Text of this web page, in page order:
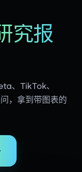
究报
、TikTok、
，拿到带图表的